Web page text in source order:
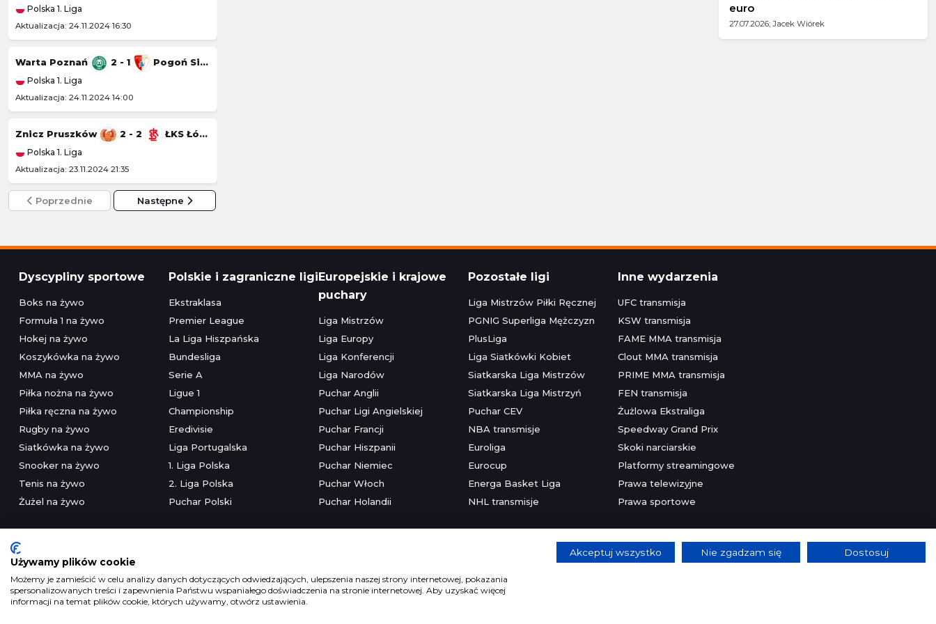
Polska 1. Liga
Aktualizacja: 24.11.2024 16:30
Warta Poznań 2 - 1 Pogoń Siedlce
Polska 1. Liga
Aktualizacja: 24.11.2024 14:00
Znicz Pruszków 2 - 2 ŁKS Łódź
Polska 1. Liga
Aktualizacja: 23.11.2024 21:35
Poprzednie Następne
euro
27.07.2026; Jacek Wiórek
Dyscypliny sportowe
Boks na żywo
Formuła 1 na żywo
Hokej na żywo
Koszykówka na żywo
MMA na żywo
Piłka nożna na żywo
Piłka ręczna na żywo
Rugby na żywo
Siatkówka na żywo
Snooker na żywo
Tenis na żywo
Żużel na żywo
Polskie i zagraniczne ligi
Ekstraklasa
Premier League
La Liga Hiszpańska
Bundesliga
Serie A
Ligue 1
Championship
Eredivisie
Liga Portugalska
1. Liga Polska
2. Liga Polska
Puchar Polski
Europejskie i krajowe
puchary
Liga Mistrzów
Liga Europy
Liga Konferencji
Liga Narodów
Puchar Anglii
Puchar Ligi Angielskiej
Puchar Francji
Puchar Hiszpanii
Puchar Niemiec
Puchar Włoch
Puchar Holandii
Pozostałe ligi
Liga Mistrzów Piłki Ręcznej
PGNIG Superliga Mężczyzn
PlusLiga
Liga Siatkówki Kobiet
Siatkarska Liga Mistrzów
Siatkarska Liga Mistrzyń
Puchar CEV
NBA transmisje
Euroliga
Eurocup
Energa Basket Liga
NHL transmisje
Inne wydarzenia
UFC transmisja
KSW transmisja
FAME MMA transmisja
Clout MMA transmisja
PRIME MMA transmisja
FEN transmisja
Żużlowa Ekstraliga
Speedway Grand Prix
Skoki narciarskie
Platformy streamingowe
Prawa telewizyjne
Prawa sportowe
Kontakt•Reklama• Polityka prywatności
Serwis wyłącznie dla osób powyżej 18 lat. Hazard może uzależniać. Graj odpowiedzialnie.
Używamy plików cookie
Możemy je zamieścić w celu analizy danych dotyczących odwiedzających, ulepszenia naszej strony internetowej, pokazania
spersonalizowanych treści i zapewnienia Państwu wspaniałego doświadczenia na stronie internetowej. Aby uzyskać więcej
informacji na temat plików cookie, których używamy, otwórz ustawienia.
Akceptuj wszystko Nie zgadzam się Dostosuj